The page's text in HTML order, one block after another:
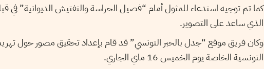
كما تم توجيه استدعاء للمثول أمام “فصيل الحراسة والتفتيش الديوانية” في
الذي ساعد على التصوير.
وكان فريق موقع “جدل بالحبر التونسي” قد قام بإعداد تحقيق مصور حول
التونسية الخاصة يوم الخميس 16 ماي الجاري.